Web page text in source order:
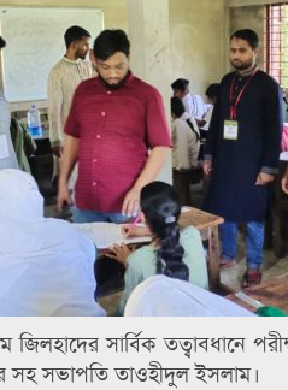
সার্বিক তত্বাবধানে
সহ সভাপতি তাওহীদুল ইসলাম।